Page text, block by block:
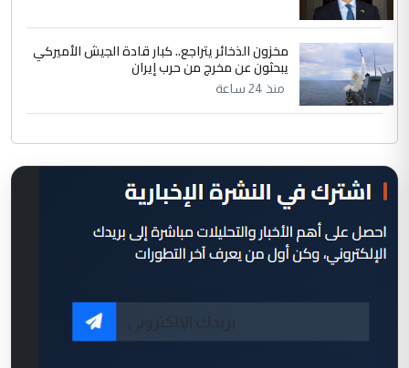
مخزون الذخائر يتراجع.. كبار قادة الجيش الأميركي
يبحثون عن مخرج من حرب إيران
منذ 24 ساعة